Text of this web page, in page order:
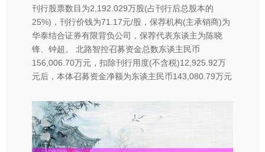
刊行股票数目为2,192.029万股(占刊行后总股本的
25%)，刊行价钱为71.17元/股，保荐机构(主承销商)为
华泰结合证券有限背负公司，保荐代表东谈主为陈晓
锋、钟超。 北路智控召募资金总数东谈主民币
156,006.70万元，扣除刊行用度(不含税)12,925.92万
元后，本体召募资金净额为东谈主民币143,080.79万元